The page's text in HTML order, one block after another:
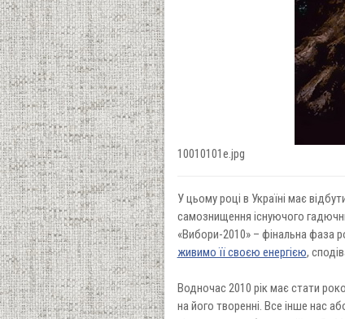
10010101e.jpg
У цьому році в Україні має
самознищення існуючого
«Вибори-2010» – фінальна фаза
живимо її своєю енергією,
Водночас 2010 рік має стати
на його творенні. Все інше нас